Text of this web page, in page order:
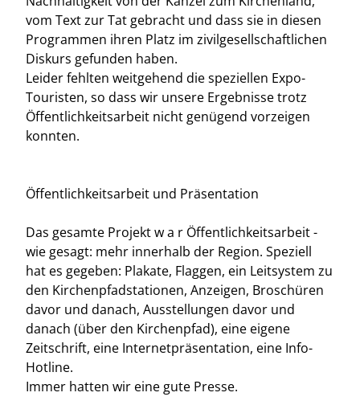
vom Text zur Tat gebracht und dass sie in diesen
Programmen ihren Platz im zivilgesellschaftlichen
Diskurs gefunden haben.
Leider fehlten weitgehend die speziellen Expo-
Touristen, so dass wir unsere Ergebnisse trotz
Öffentlichkeitsarbeit nicht genügend vorzeigen
konnten.
Öffentlichkeitsarbeit und Präsentation
Das gesamte Projekt w a r Öffentlichkeitsarbeit -
wie gesagt: mehr innerhalb der Region. Speziell
hat es gegeben: Plakate, Flaggen, ein Leitsystem zu
den Kirchenpfadstationen, Anzeigen, Broschüren
davor und danach, Ausstellungen davor und
danach (über den Kirchenpfad), eine eigene
Zeitschrift, eine Internetpräsentation, eine Info-
Hotline.
Immer hatten wir eine gute Presse.